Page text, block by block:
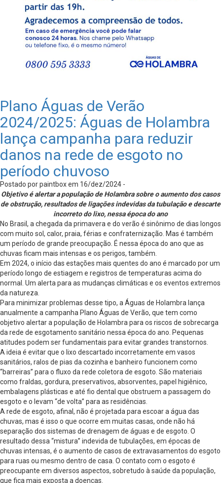
Plano Águas de Verão
2024/2025: Águas de Holambra
lança campanha para reduzir
danos na rede de esgoto no
período chuvoso
Postado por paintbox em 16/dez/2024 -
Objetivo é alertar a população de Holambra sobre o aumento dos casos
de obstrução, resultados de ligações indevidas da tubulação e descarte
incorreto do lixo, nessa época do ano
No Brasil, a chegada da primavera e do verão é sinônimo de dias longos
com muito sol, calor, praia, férias e confraternização. Mas é também
um período de grande preocupação. É nessa época do ano que as
chuvas ficam mais intensas e os perigos, também.
Em 2024, o início das estações mais quentes do ano é marcado por um
período longo de estiagem e registros de temperaturas acima do
normal. Um alerta para as mudanças climáticas e os eventos extremos
da natureza.
Para minimizar problemas desse tipo, a Águas de Holambra lança
anualmente a campanha Plano Águas de Verão, que tem como
objetivo alertar a população de Holambra para os riscos de sobrecarga
da rede de esgotamento sanitário nessa época do ano. Pequenas
atitudes podem ser fundamentais para evitar grandes transtornos.
A ideia é evitar que o lixo descartado incorretamente em vasos
sanitários, ralos de pias da cozinha e banheiro funcionem como
“barreiras” para o fluxo da rede coletora de esgoto. São materiais
como fraldas, gordura, preservativos, absorventes, papel higiênico,
embalagens plásticas e até fio dental que obstruem a passagem do
esgoto e o levam “de volta” para as residências.
A rede de esgoto, afinal, não é projetada para escoar a água das
chuvas, mas é isso o que ocorre em muitas casas, onde não há
separação dos sistemas de drenagem de águas e de esgoto. O
resultado dessa “mistura” indevida de tubulações, em épocas de
chuvas intensas, é o aumento de casos de extravasamentos do esgoto
para ruas ou mesmo dentro de casa. O contato com o esgoto é
preocupante em diversos aspectos, sobretudo à saúde da população,
que fica mais exposta a doenças.